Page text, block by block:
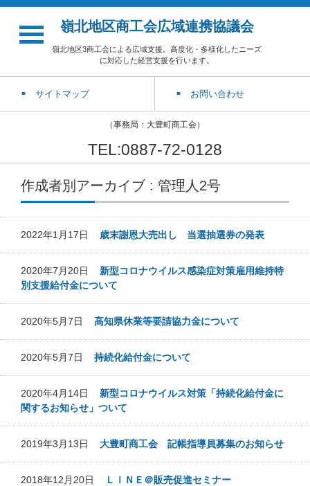
嶺北地区商工会広域連携協議会
嶺北地区3商工会による広域支援。高度化・多様化したニーズ
に対応した経営支援を行います。
サイトマップ お問い合わせ
（事務局：大豊町商工会）
TEL:0887-72-0128
作成者別アーカイブ : 管理人2号
2022年1月17日 歳末謝恩大売出し 当選抽選券の発表
2020年7月20日 新型コロナウイルス感染症対策雇用維持特
別支援給付金について
2020年5月7日 高知県休業等要請協力金について
2020年5月7日 持続化給付金について
2020年4月14日 新型コロナウイルス対策「持続化給付金に
関するお知らせ」ついて
2019年3月13日 大豊町商工会 記帳指導員募集のお知らせ
2018年12月20日 ＬＩＮＥ＠販売促進セミナー